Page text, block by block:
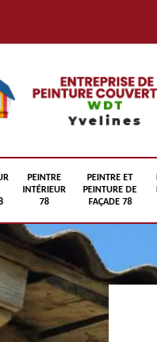
PEINTRE
INTÉRIEUR
78
PEINTRE ET
PEINTURE DE
FAÇADE 78